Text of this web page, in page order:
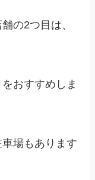
の2つ目は、
おすすめしま
場もあります